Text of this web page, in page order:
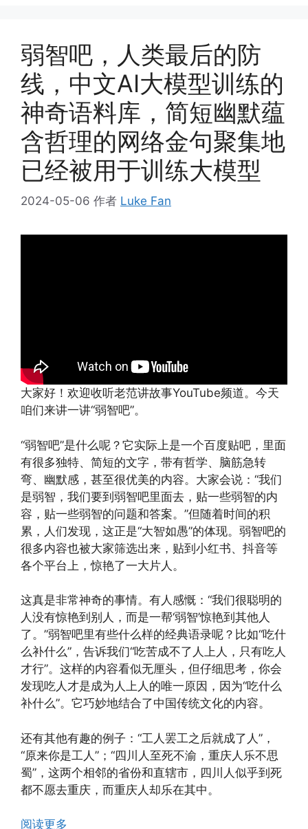
弱智吧，人类最后的防
线，中文AI大模型训练的
神奇语料库，简短幽默蕴
含哲理的网络金句聚集地
已经被用于训练大模型
2024-05-06 作者 Luke Fan
大家好！欢迎收听老范讲故事YouTube频道。今天
咱们来讲一讲“弱智吧”。
“弱智吧”是什么呢？它实际上是一个百度贴吧，里面
有很多独特、简短的文字，带有哲学、脑筋急转
弯、幽默感，甚至很优美的内容。大家会说：“我们
是弱智，我们要到弱智吧里面去，贴一些弱智的内
容，贴一些弱智的问题和答案。”但随着时间的积
累，人们发现，这正是“大智如愚”的体现。弱智吧的
很多内容也被大家筛选出来，贴到小红书、抖音等
各个平台上，惊艳了一大片人。
这真是非常神奇的事情。有人感慨：“我们很聪明的
人没有惊艳到别人，而是一帮‘弱智’惊艳到其他人
了。”弱智吧里有些什么样的经典语录呢？比如“吃什
么补什么”，告诉我们“吃苦成不了人上人，只有吃人
才行”。这样的内容看似无厘头，但仔细思考，你会
发现吃人才是成为人上人的唯一原因，因为“吃什么
补什么”。它巧妙地结合了中国传统文化的内容。
还有其他有趣的例子：“工人罢工之后就成了人”，
“原来你是工人”；“四川人至死不渝，重庆人乐不思
蜀”，这两个相邻的省份和直辖市，四川人似乎到死
都不愿去重庆，而重庆人却乐在其中。
阅读更多